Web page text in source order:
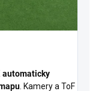
automaticky
. Kamery a ToF